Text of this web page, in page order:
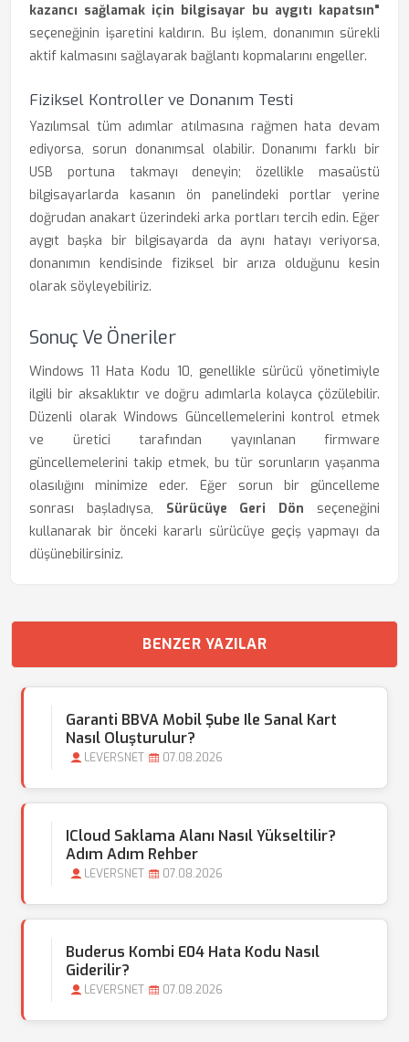
kazancı sağlamak için bilgisayar bu aygıtı kapatsın"
seçeneğinin işaretini kaldırın. Bu işlem, donanımın sürekli
aktif kalmasını sağlayarak bağlantı kopmalarını engeller.
Fiziksel Kontroller ve Donanım Testi
Yazılımsal tüm adımlar atılmasına rağmen hata devam
ediyorsa, sorun donanımsal olabilir. Donanımı farklı bir
USB portuna takmayı deneyin; özellikle masaüstü
bilgisayarlarda kasanın ön panelindeki portlar yerine
doğrudan anakart üzerindeki arka portları tercih edin. Eğer
aygıt başka bir bilgisayarda da aynı hatayı veriyorsa,
donanımın kendisinde fiziksel bir arıza olduğunu kesin
olarak söyleyebiliriz.
Sonuç Ve Öneriler
Windows 11 Hata Kodu 10, genellikle sürücü yönetimiyle
ilgili bir aksaklıktır ve doğru adımlarla kolayca çözülebilir.
Düzenli olarak Windows Güncellemelerini kontrol etmek
ve üretici tarafından yayınlanan firmware
güncellemelerini takip etmek, bu tür sorunların yaşanma
olasılığını minimize eder. Eğer sorun bir güncelleme
sonrası başladıysa, Sürücüye Geri Dön seçeneğini
kullanarak bir önceki kararlı sürücüye geçiş yapmayı da
düşünebilirsiniz.
BENZER YAZILAR
Garanti BBVA Mobil Şube Ile Sanal Kart
Nasıl Oluşturulur?
LEVERSNET 07.08.2026
ICloud Saklama Alanı Nasıl Yükseltilir?
Adım Adım Rehber
LEVERSNET 07.08.2026
Buderus Kombi E04 Hata Kodu Nasıl
Giderilir?
LEVERSNET 07.08.2026